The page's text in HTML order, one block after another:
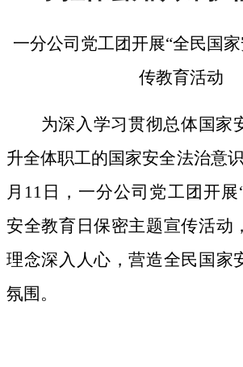
一分公司党工团开展“全民国
传教育活动
为深入学习贯彻总体国家
升全体职工的国家安全法治意
月11日，一分公司党工团开展
安全教育日保密主题宣传活动
理念深入人心，营造全民国家
氛围。